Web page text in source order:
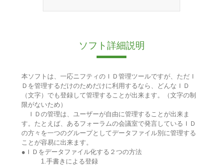
ソフト詳細説明
本ソフトは、一応ニフティのＩＤ管理ツールですが、ただＩ
Ｄを管理するだけのためだけに利用するなら、どんなＩＤ
（文字）でも登録して管理することが出来ます。（文字の制
限がないため）
ＩＤの管理は、ユーザーが自由に管理することが出来ま
す。たとえば、あるフォーラムの会議室で発言しているＩＤ
の方々を一つのグループとしてデータファイル別に管理する
ことが容易に出来ます。
●ＩＤをデータファイル化する２つの方法
1.手書きによる登録